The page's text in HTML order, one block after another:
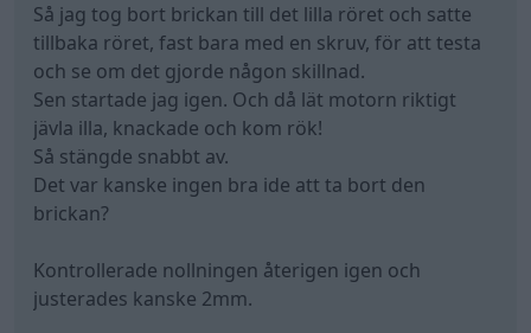
Så jag tog bort brickan till det lilla röret och satte
tillbaka röret, fast bara med en skruv, för att testa
och se om det gjorde någon skillnad.
Sen startade jag igen. Och då lät motorn riktigt
jävla illa, knackade och kom rök!
Så stängde snabbt av.
Det var kanske ingen bra ide att ta bort den
brickan?
Kontrollerade nollningen återigen igen och
justerades kanske 2mm.